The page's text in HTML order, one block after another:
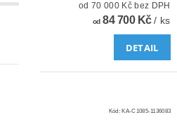
od 70 000 Kč bez DPH
od84 700 Kč/ ks
DETAIL
Kód:KA-C1085-1136083